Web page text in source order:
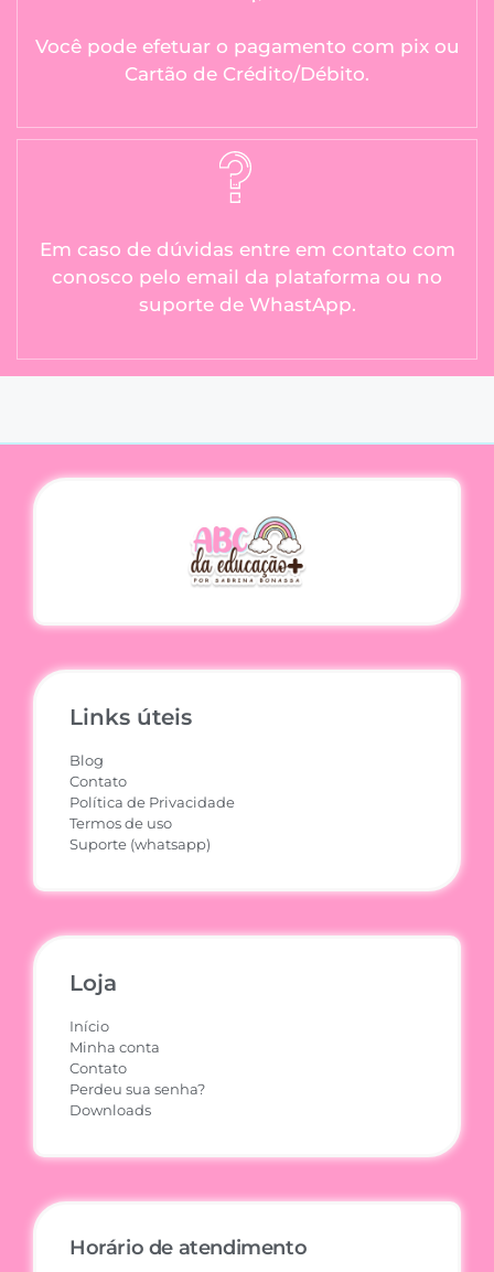
Você pode efetuar o pagamento com pix ou
Cartão de Crédito/Débito.
Em caso de dúvidas entre em contato com
conosco pelo email da plataforma ou no
suporte de WhastApp.
Links úteis
Blog
Contato
Política de Privacidade
Termos de uso
Suporte (whatsapp)
Loja
Início
Minha conta
Contato
Perdeu sua senha?
Downloads
Horário de atendimento